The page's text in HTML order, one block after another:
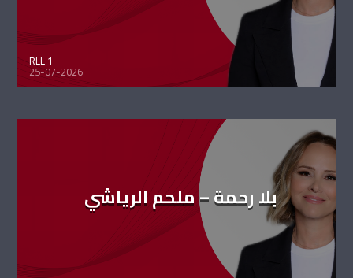
RLL 1
25-07-2026
بلا رحمة – ملحم الرياشي